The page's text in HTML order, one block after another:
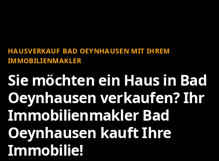
HAUSVERKAUF BAD OEYNHAUSEN MIT IHREM
IMMOBILIENMAKLER
Sie möchten ein Haus in Bad
Oeynhausen verkaufen? Ihr
Immobilienmakler Bad
Oeynhausen kauft Ihre
Immobilie!